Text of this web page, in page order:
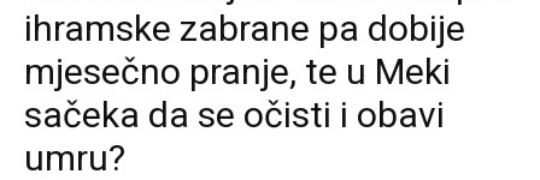
ihramske zabrane pa dobije
mjesečno pranje, te u Meki
sačeka da se očisti i obavi
umru?